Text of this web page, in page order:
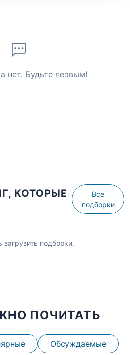
нет. Будьте первым!
КОТОРЫЕ
Все
подборки
загрузить подборки.
ПОЧИТАТЬ
Обсуждаемые